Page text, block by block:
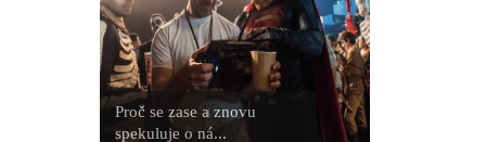
Proč se zase a znovu
spekuluje o ná...